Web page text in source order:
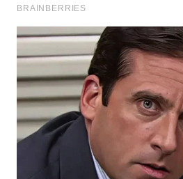
Media
WAHANA
NEWS
WAHANA
TANI